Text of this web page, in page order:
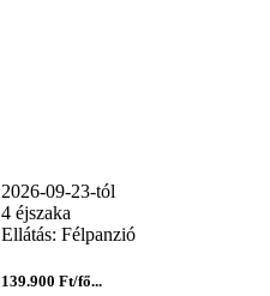
2026-09-23-tól
4 éjszaka
Ellátás: Félpanzió
139.900 Ft/fő...